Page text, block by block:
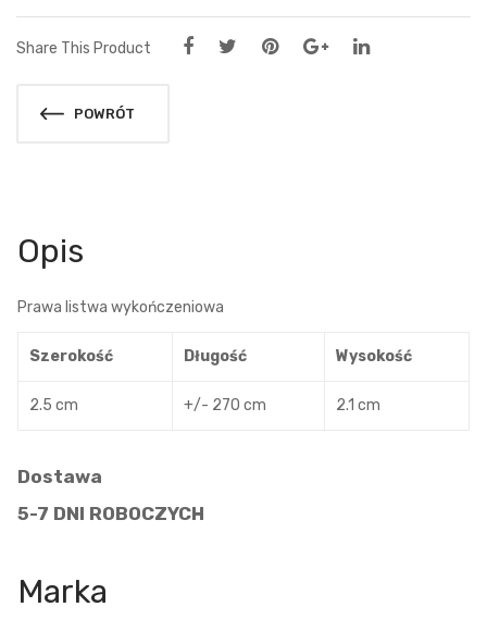
Share This Product
POWRÓT
Opis
Prawa listwa wykończeniowa
Szerokość Długość Wysokość
2.5 cm +/- 270 cm 2.1 cm
Dostawa
5-7 DNI ROBOCZYCH
Marka